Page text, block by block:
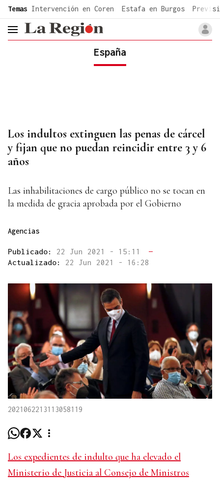
common.go-to-content
Temas Intervención en Coren Estafa en Burgos
header.menu.open
España
Los indultos extinguen las penas de cárcel
y fijan que no puedan reincidir entre 3 y 6
años
Las inhabilitaciones de cargo público no se tocan en
la medida de gracia aprobada por el Gobierno
Agencias
Publicado: 22 Jun 2021 - 15:11
—
Actualizado: 22 Jun 2021 - 16:28
2021062213113058119
Los expedientes de indulto que ha elevado el
Ministerio de Justicia al Consejo de Ministros